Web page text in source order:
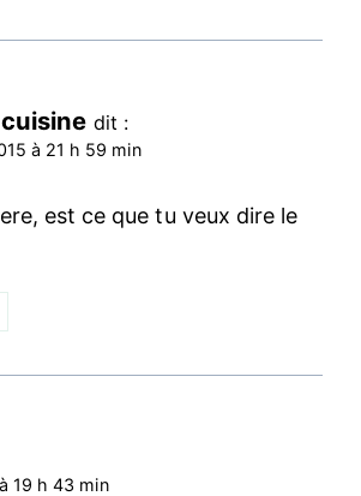
dit :
à 21 h 59 min
est ce que tu veux dire le
19 h 43 min